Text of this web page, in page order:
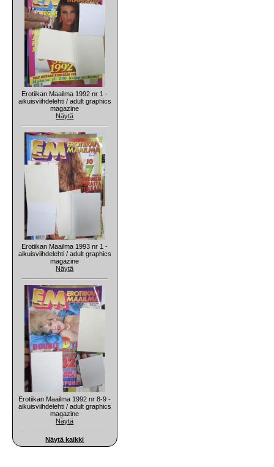
Erotiikan Maailma 1992 nr 1 -
aikuisviihdelehti / adult graphics
magazine
Näytä
Erotiikan Maailma 1993 nr 1 -
aikuisviihdelehti / adult graphics
magazine
Näytä
Erotiikan Maailma 1992 nr 8-9 -
aikuisviihdelehti / adult graphics
magazine
Näytä
Näytä kaikki